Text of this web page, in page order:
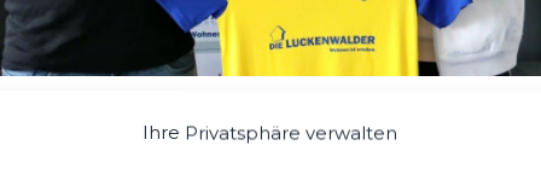
Ihre Privatsphäre verwalten
Braune und Phil Butendeich am Freitag nach der